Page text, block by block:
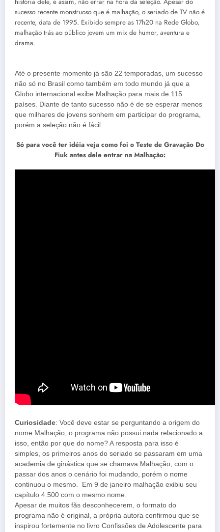
história dele, e assim, não errar na hora da seleção. Apesar do
sucesso recente monstruoso que é malhação, o seriado de TV não é
recente, data de 1995. Exibido sempre as 17h20 na Rede Globo,
malhação trás ao público jovem um mix de humor, aventura e
drama.
Até o presente momento já são 22 temporadas, um sucesso
não só no Brasil como também em todo mundo já que a
Globo internacional exibe Malhação para mais de 115
países. Diante de tanto sucesso não é de se esperar menos
que milhares de jovens sonhem em participar do programa,
porém a seleção não é fácil.
Só para você ter idéia veja como foi o Teste de Gravação Do
Fiuk antes dele entrar na Malhação:
Curiosidade: Você deve estar se perguntando a origem do
nome Malhação, o programa não possui nada relacionado a
isso, então por que do nome? A resposta para isso é
simples, os primeiros anos do seriado se passaram em uma
academia de ginástica que se chamava Malhação, com o
passar dos anos o cenário foi mudando, porém o nome
continuou o mesmo. Em 9 de janeiro malhação exibiu seu
capítulo 4.500 com o mesmo nome.
Apesar de muitos fãs desconhecerem, o formato do
programa não é original, a própria autora confirmou que se
inspirou fortemente no livro Confissões de Adolescente para